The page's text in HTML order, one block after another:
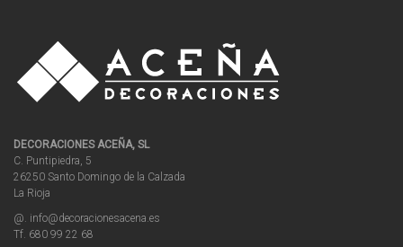
DECORACIONES ACEÑA, SL
C. Puntipiedra, 5
26250 Santo Domingo de la Calzada
La Rioja
@. info@decoracionesacena.es
Tf. 680 99 22 68